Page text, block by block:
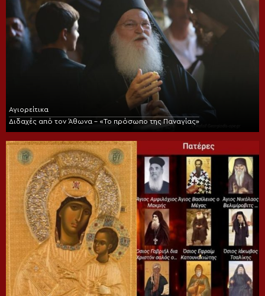
Αγιορείτικα
Διδαχές από τον Άθωνα – «Το πρόσωπο της Παναγίας»